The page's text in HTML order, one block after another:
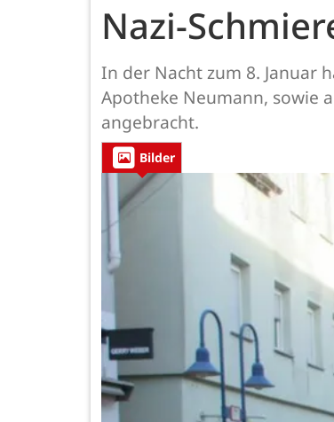
Nazi-
In der Nacht zum 8. Januar
Apotheke Neumann, sowie
angebracht.
Bilder